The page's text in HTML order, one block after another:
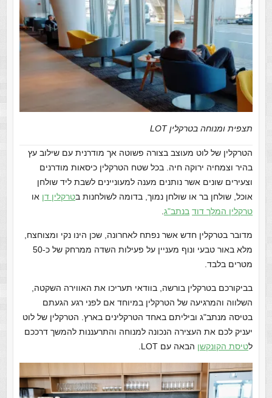
תצפית ומנוחה בטרקלין LOT
הטרקלין של לוט מעוצב בצורה פשוטה אך מודרנית עם שילוב עץ
בהיר וצמחיה ירוקה חיה. בכל שטח הטרקלין כיסאות מודרנים
וצעירים שונים אשר נותנים מענה למעוניינים לשבת ליד שולחן
אוכל, שולחן בר או שולחן נמוך, בדומה לשולחנות בטרקלין דן או
טרקלין המלך דוד בנתב"ג.
מדובר בטרקלין חדש אשר נפתח לאחרונה, שכן הינו נקי ומצוחצח,
מלא באור טבעי ונוף מעניין על פעילות השדה ממרחק של כ-50
מטרים בלבד.
בביקורכם בטרקלין בורשה, בוודאי תעריכו את האווירה השקטה,
השלווה והמרגיעה של הטרקלין במיוחד אם לפני רגע הגעתם
בטיסה מנתב"ג וביליתם באחד הטרקלינים בארץ. הטרקלין של לוט
יעניק לכם את העצירה הנכונה למנוחה והתרעננות להמשך דרככם
לטיסת הקונקשן הבאה עם LOT.